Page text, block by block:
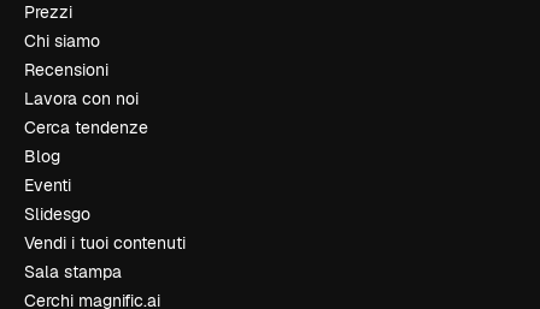
Prezzi
Chi siamo
Recensioni
Lavora con noi
Cerca tendenze
Blog
Eventi
Slidesgo
Vendi i tuoi contenuti
Sala stampa
Cerchi magnific.ai